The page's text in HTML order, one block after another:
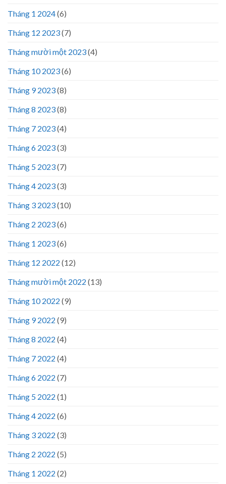
Tháng 1 2024(6)
Tháng 12 2023(7)
Tháng mười một 2023(4)
Tháng 10 2023(6)
Tháng 9 2023(8)
Tháng 8 2023(8)
Tháng 7 2023(4)
Tháng 6 2023(3)
Tháng 5 2023(7)
Tháng 4 2023(3)
Tháng 3 2023(10)
Tháng 2 2023(6)
Tháng 1 2023(6)
Tháng 12 2022 (12)
Tháng mười một 2022 (13)
Tháng 10 2022 (9)
Tháng 9 2022 (9)
Tháng 8 2022 (4)
Tháng 7 2022 (4)
Tháng 6 2022 (7)
Tháng 5 2022 (1)
Tháng 4 2022 (6)
Tháng 3 2022 (3)
Tháng 2 2022 (5)
Tháng 1 2022 (2)